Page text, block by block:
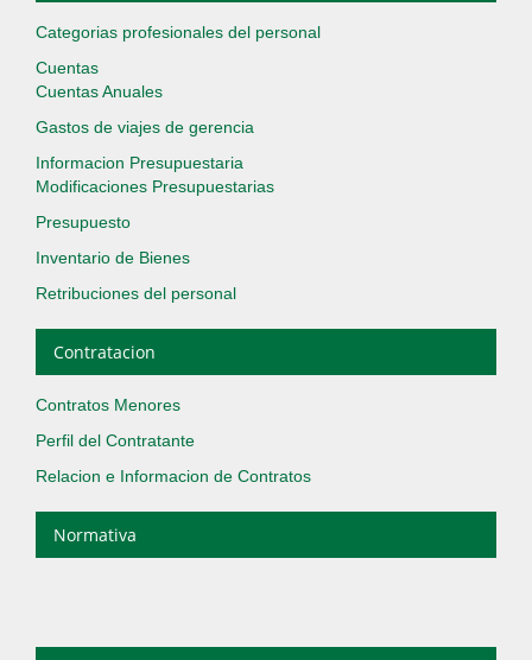
Categorias profesionales del personal
Cuentas
Cuentas Anuales
Gastos de viajes de gerencia
Informacion Presupuestaria
Modificaciones Presupuestarias
Presupuesto
Inventario de Bienes
Retribuciones del personal
Contratacion
Contratos Menores
Perfil del Contratante
Relacion e Informacion de Contratos
Normativa